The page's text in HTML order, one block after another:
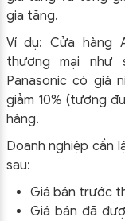
gia tăng.
Ví dụ: Cửa hàng
thương mại như
Panasonic có giá
giảm 10% (tương
hàng.
Doanh nghiệp cần
sau:
Giá bán trước
Giá bán đã